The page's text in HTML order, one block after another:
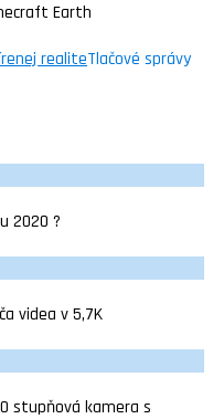
Earth
realiteTlačové správy
2020 ?
videa v 5,7K
stupňová kamera s